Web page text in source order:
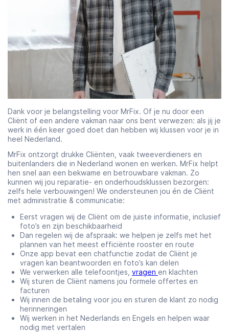
Dank voor je belangstelling voor MrFix. Of je nu door een
Cliënt of een andere vakman naar ons bent verwezen: als jij je
werk in één keer goed doet dan hebben wij klussen voor je in
heel Nederland.
MrFix ontzorgt drukke Cliënten, vaak tweeverdieners en
buitenlanders die in Nederland wonen en werken. MrFix helpt
hen snel aan een bekwame en betrouwbare vakman. Zo
kunnen wij jou reparatie- en onderhoudsklussen bezorgen:
zelfs hele verbouwingen! We ondersteunen jou én de Cliënt
met administratie & communicatie:
Eerst vragen wij de Cliënt om de juiste informatie, inclusief
foto’s en zijn beschikbaarheid
Dan regelen wij de afspraak: we helpen je zelfs met het
plannen van het meest efficiënte rooster en route
Onze app bevat een chatfunctie zodat de Cliënt je
vragen kan beantwoorden en foto’s kan delen
We verwerken alle telefoontjes, vragen en klachten
Wij sturen de Cliënt namens jou formele offertes en
facturen
Wij innen de betaling voor jou en sturen de klant zo nodig
herinneringen
Wij werken in het Nederlands en Engels en helpen waar
nodig met vertalen